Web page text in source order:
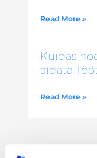
Read More »
Kuidas
aidata
Read More »